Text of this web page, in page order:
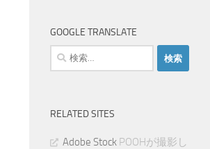
GOOGLE TRANSLATE
検
索:
RELATED SITES
Adobe Stock POOHが撮影し